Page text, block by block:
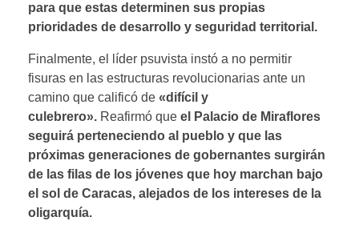
para que estas determinen sus propias
prioridades de desarrollo y seguridad territorial.
Finalmente, el líder psuvista instó a no permitir
fisuras en las estructuras revolucionarias ante un
camino que calificó de «difícil y
culebrero». Reafirmó que el Palacio de Miraflores
seguirá perteneciendo al pueblo y que las
próximas generaciones de gobernantes surgirán
de las filas de los jóvenes que hoy marchan bajo
el sol de Caracas, alejados de los intereses de la
oligarquía.